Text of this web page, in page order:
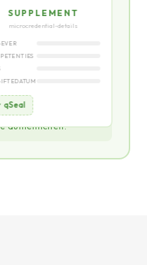
SUPPLEMENT
microcredential-details
qSeal
aantrekkelijk visueel
authenticiteit.